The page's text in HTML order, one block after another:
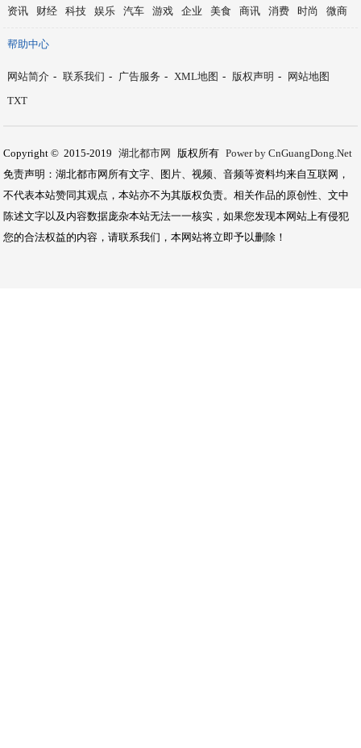
资讯 财经 科技 娱乐 汽车 游戏 企业 美食 商讯 消费 时尚 微商
帮助中心
网站简介 - 联系我们 - 广告服务 - XML地图 - 版权声明 -
网站地图
TXT
Copyright © 2015-2019 湖北都市网 版权所有 Power by CnGuangDong.Net
免责声明：湖北都市网所有文字、图片、视频、音频等资料均来自互联网，
不代表本站赞同其观点，本站亦不为其版权负责。相关作品的原创性、文中
陈述文字以及内容数据庞杂本站无法一一核实，如果您发现本网站上有侵犯
您的合法权益的内容，请联系我们，本网站将立即予以删除！